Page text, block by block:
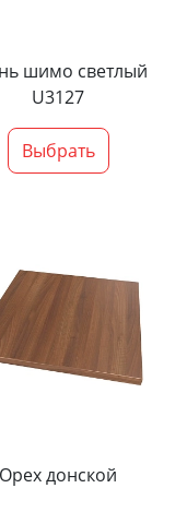
шимо светлый
U3127
Выбрать
Орех донской